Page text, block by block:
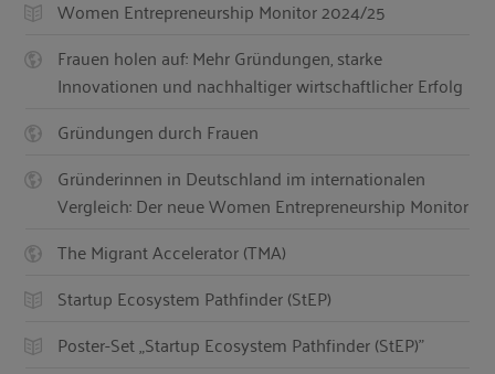
Women Entrepreneurship Monitor 2024/25
Frauen holen auf: Mehr Gründungen, starke
Innovationen und nachhaltiger wirtschaftlicher Erfolg
Gründungen durch Frauen
Gründerinnen in Deutschland im internationalen
Vergleich: Der neue Women Entrepreneurship Monitor
The Migrant Accelerator (TMA)
Startup Ecosystem Pathfinder (StEP)
Poster-Set „Startup Ecosystem Pathfinder (StEP)”